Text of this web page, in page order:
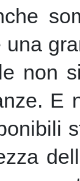
una
non
E